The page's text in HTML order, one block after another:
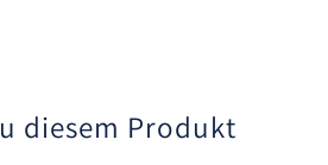
diesem Produkt